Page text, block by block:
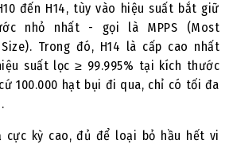
đến H14, tùy vào hiệu suất bắt giữ
nhỏ nhất - gọi là MPPS (Most
Trong đó, H14 là cấp cao nhất
suất lọc ≥ 99.995% tại kích thước
100.000 hạt bụi đi qua, chỉ có tối đa
cực kỳ cao, đủ để loại bỏ hầu hết vi